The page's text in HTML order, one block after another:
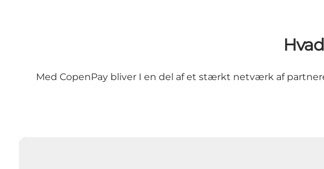
Med CopenPay bliver I en del af et stærkt netværk af